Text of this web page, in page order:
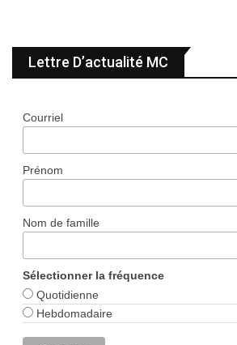
Lettre D’actualité MC
Courriel
Prénom
Nom de famille
Sélectionner la fréquence
Quotidienne
Hebdomadaire